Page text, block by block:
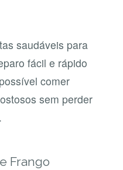
saudáveis para
fácil e rápido
comer
sem perder
Frango